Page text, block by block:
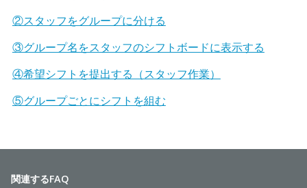
②スタッフをグループに分ける
③グループ名をスタッフのシフトボードに表示する
④希望シフトを提出する（スタッフ作業）
⑤グループごとにシフトを組む
関連するFAQ